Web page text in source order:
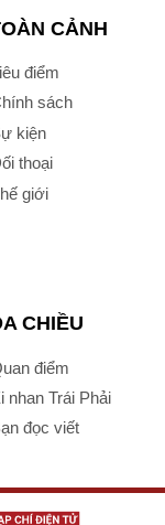
CẢNH
điểm
sách
kiện
thoại
giới
CHIỀU
điểm
nhan Trái Phải
đọc viết